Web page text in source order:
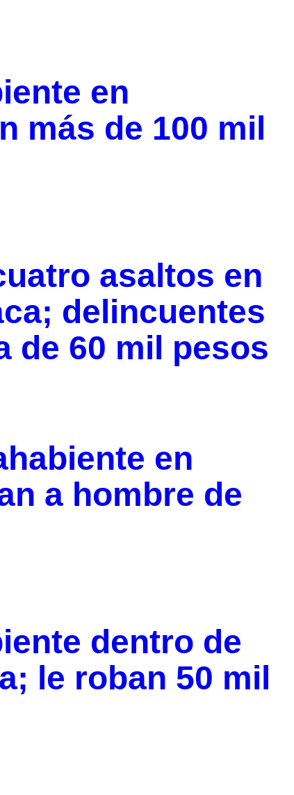
en
más de 100 mil
asaltos en
delincuentes
de 60 mil pesos
en
a hombre de
dentro de
le roban 50 mil